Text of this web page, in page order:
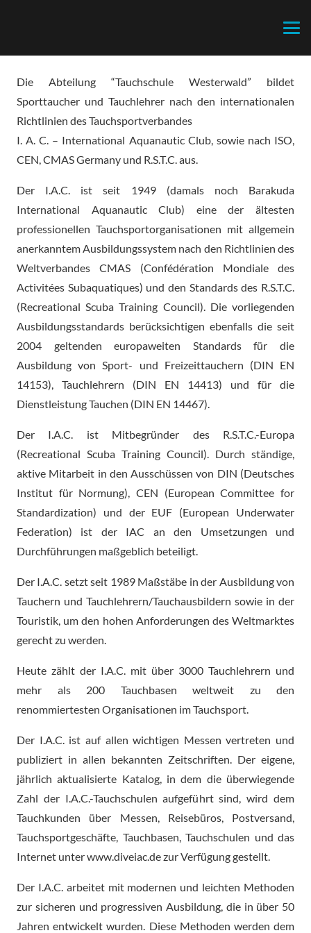
Die Abteilung “Tauchschule Westerwald” bildet
Sporttaucher und Tauchlehrer nach den internationalen
Richtlinien des Tauchsportverbandes
I. A. C. – International Aquanautic Club, sowie nach ISO,
CEN, CMAS Germany und R.S.T.C. aus.
Der I.A.C. ist seit 1949 (damals noch Barakuda
International Aquanautic Club) eine der ältesten
professionellen Tauchsportorganisationen mit allgemein
anerkanntem Ausbildungssystem nach den Richtlinien des
Weltverbandes CMAS (Confédération Mondiale des
Activitées Subaquatiques) und den Standards des R.S.T.C.
(Recreational Scuba Training Council). Die vorliegenden
Ausbildungsstandards berücksichtigen ebenfalls die seit
2004 geltenden europaweiten Standards für die
Ausbildung von Sport- und Freizeittauchern (DIN EN
14153), Tauchlehrern (DIN EN 14413) und für die
Dienstleistung Tauchen (DIN EN 14467).
Der I.A.C. ist Mitbegründer des R.S.T.C.-Europa
(Recreational Scuba Training Council). Durch ständige,
aktive Mitarbeit in den Ausschüssen von DIN (Deutsches
Institut für Normung), CEN (European Committee for
Standardization) und der EUF (European Underwater
Federation) ist der IAC an den Umsetzungen und
Durchführungen maßgeblich beteiligt.
Der I.A.C. setzt seit 1989 Maßstäbe in der Ausbildung von
Tauchern und Tauchlehrern/Tauchausbildern sowie in der
Touristik, um den hohen Anforderungen des Weltmarktes
gerecht zu werden.
Heute zählt der I.A.C. mit über 3000 Tauchlehrern und
mehr als 200 Tauchbasen weltweit zu den
renommiertesten Organisationen im Tauchsport.
Der I.A.C. ist auf allen wichtigen Messen vertreten und
publiziert in allen bekannten Zeitschriften. Der eigene,
jährlich aktualisierte Katalog, in dem die überwiegende
Zahl der I.A.C.-Tauchschulen aufgeführt sind, wird dem
Tauchkunden über Messen, Reisebüros, Postversand,
Tauchsportgeschäfte, Tauchbasen, Tauchschulen und das
Internet unter www.diveiac.de zur Verfügung gestellt.
Der I.A.C. arbeitet mit modernen und leichten Methoden
zur sicheren und progressiven Ausbildung, die in über 50
Jahren entwickelt wurden. Diese Methoden werden dem